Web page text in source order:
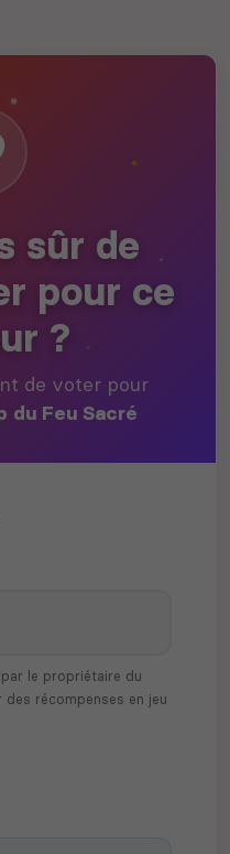
sûr de
pour ce
?
de voter pour
du Feu Sacré
le propriétaire du
récompenses en jeu